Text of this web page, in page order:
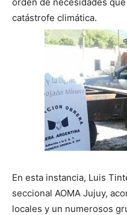
catástrofe climática.
En esta instancia, Luis
seccional AOMA Jujuy,
locales y un numerosos